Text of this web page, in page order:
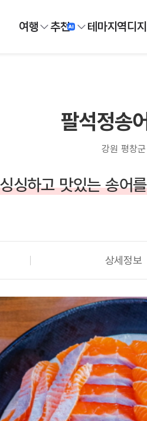
여행 추천 테마지역디
팔석정송
강원 평창군
싱싱하고 맛있는 송어
상세정보